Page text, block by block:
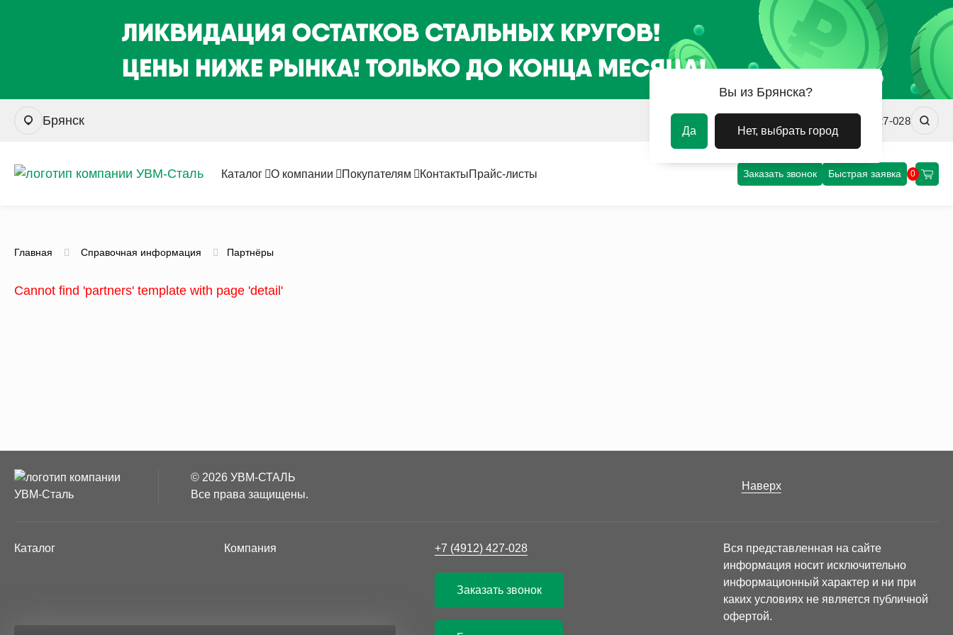
Брянск +7 (4912) 427-028
Каталог О компании Покупателям КонтактыПрайс-листы Заказать звонок Быстрая заявка 0
Главная Справочная информация Партнёры
Cannot find 'partners' template with page 'detail'
© 2026 УВМ-СТАЛЬ
Все права защищены.
Наверх
Каталог Компания +7 (4912) 427-028
Заказать звонок
Вся представленная на сайте
информация носит исключительно
информационный характер и ни при
каких условиях не является публичной
офертой.
Вы из Брянска?
Да Нет, выбрать город